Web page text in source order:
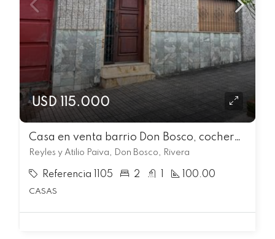
USD 115.000
Casa en venta barrio Don Bosco, cochera y parrilla
Reyles y Atilio Paiva, Don Bosco, Rivera
Referencia 1105 2 100.00
CASAS